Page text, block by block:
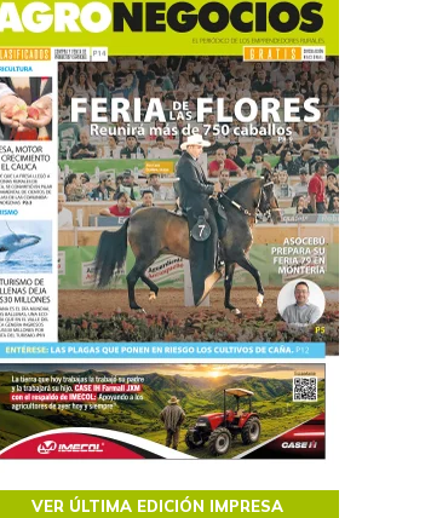
02
BITÁCORA EMPRESARIAL 10.000 LR
Recopilación clasificada por sectores
regiones del comportamiento general y
de las 10.000 primeras empresas en ventas
Colombia.
VER ÚLTIMA EDICIÓN IMPRESA